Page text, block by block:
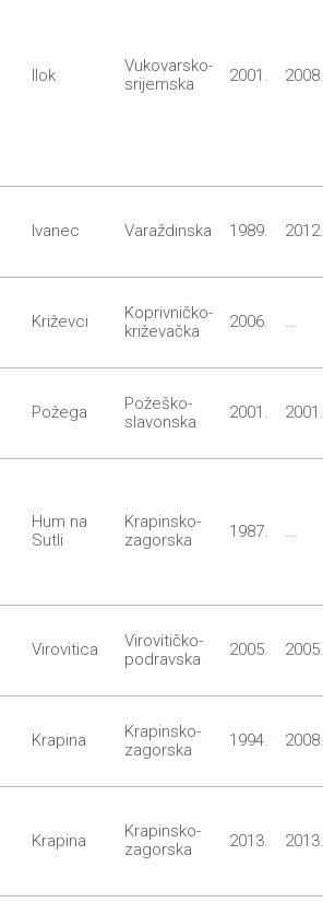
Ilok
Vukovarsko-
srijemska
2001. 2008.
Ivanec Varaždinska 1989. 2012.
Križevci
Koprivničko-
križevačka
2006. …
Požega
Požeško-
slavonska
2001. 2001.
Hum na
Sutli
Krapinsko-
zagorska
1987. …
Virovitica
Virovitičko-
podravska
2005. 2005.
Krapina
Krapinsko-
zagorska
1994. 2008.
Krapina
Krapinsko-
zagorska
2013. 2013.